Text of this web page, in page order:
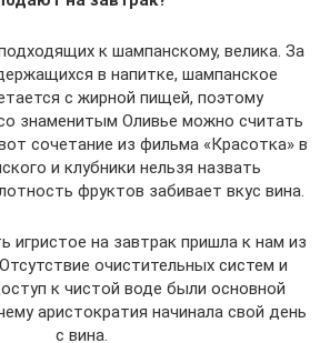
к шампанскому, велика. За
в напитке, шампанское
с жирной пищей, поэтому
знаменитым Оливье можно считать
сочетание из фильма «Красотка» в
и клубники нельзя назвать
фруктов забивает вкус вина.
игристое на завтрак пришла к нам из
очистительных систем и
к чистой воде были основной
аристократия начинала свой день
с вина.